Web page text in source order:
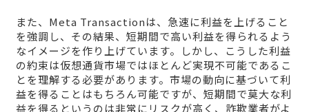
また、Meta Transactionは、急速に利益を上げること
を強調し、その結果、短期間で高い利益を得られるよう
なイメージを作り上げています。しかし、こうした利益
の約束は仮想通貨市場ではほとんど実現不可能であるこ
とを理解する必要があります。市場の動向に基づいて利
益を得ることはもちろん可能ですが、短期間で莫大な利
益を得るというのは非常にリスクが高く、詐欺業者がよ